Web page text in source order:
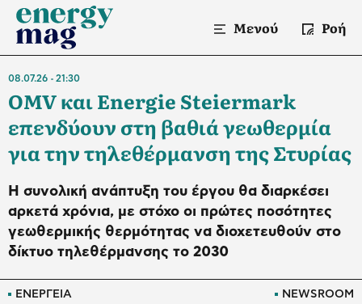
Μενού Ροή
ΕΝΕΡΓΕΙΑ NEWSROOM
08.07.26 21:30
OMV και Energie Steiermark
επενδύουν στη βαθιά γεωθερμία
για την τηλεθέρμανση της Στυρίας
Η συνολική ανάπτυξη του έργου θα διαρκέσει
αρκετά χρόνια, με στόχο οι πρώτες ποσότητες
γεωθερμικής θερμότητας να διοχετευθούν στο
δίκτυο τηλεθέρμανσης το 2030